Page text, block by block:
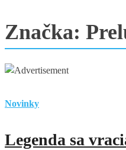
Značka:
Novinky
Legenda sa